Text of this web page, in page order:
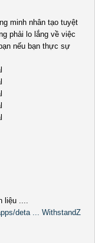
minh nhân tạo tuyệt
phải lo lắng về việc
nếu bạn thực sự
liệu ....
deta ... WithstandZ